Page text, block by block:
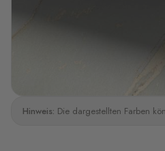
Hinweis: Die dargestellten Farben